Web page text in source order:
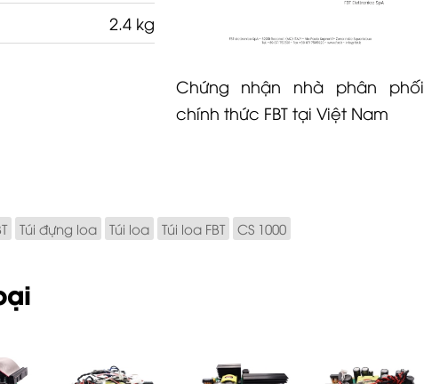
2.4 kg
Chứng nhận nhà phân phối
chính thức FBT tại Việt Nam
Túi đựng loa Túi loa Túi loa FBT CS 1000